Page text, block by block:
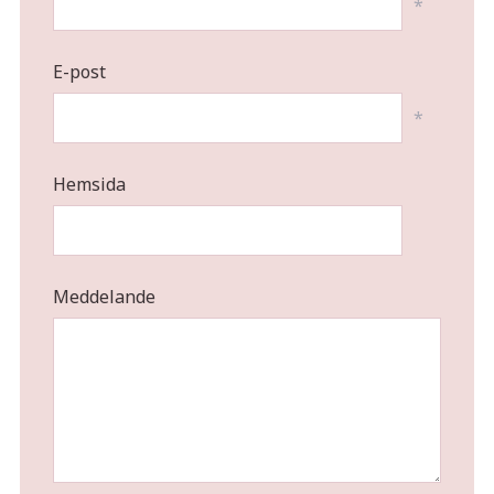
*
E-post
*
Hemsida
Meddelande